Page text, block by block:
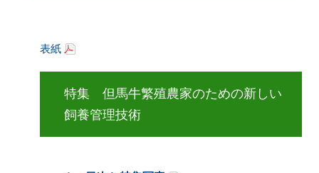
表紙
特集 但馬牛繁殖農家のための新しい
飼養管理技術